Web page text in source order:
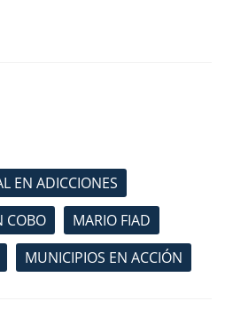
EN ADICCIONES
COBO
MARIO FIAD
MUNICIPIOS EN ACCIÓN